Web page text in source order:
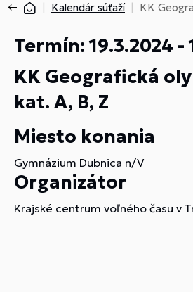
Kalendár súťaží KK
Termín: 19.3.2024 -
KK Geografická
kat. A, B, Z
Miesto konania
Gymnázium Dubnica n/V
Organizátor
Krajské centrum voľného času v